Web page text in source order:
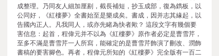
成整理。乃同友人細加厘剔，截長補短，抄玉成部，復為鐫板，以
公同好，《紅樓夢》全書始至是樂成矣。書成，因并志其緣起，以
告國內正人。凡我同人，或亦先睹為快者歟？ 這段文字有幾個要
害信息：起首，程偉元并不以為《紅樓夢》原作者必定是曹雪芹，
至多不滿是曹雪芹一人所寫，能確定的是曹雪芹飾演了刪改、潤飾
書稿的要害腳色。再者，程偉元所知的《紅樓夢》完全版有一百二